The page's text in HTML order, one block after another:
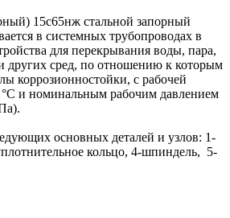
15с65нж стальной запорный
в системных трубопроводах в
для перекрывания воды, пара,
других сред, по отношению к которым
коррозионностойки, с рабочей
°С и номинальным рабочим давлением
основных деталей и узлов: 1-
кольцо, 4-шпиндель, 5-